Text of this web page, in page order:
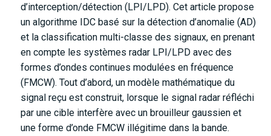
d’interception/détection (LPI/LPD). Cet article propose
un algorithme IDC basé sur la détection d’anomalie (AD)
et la classification multi-classe des signaux, en prenant
en compte les systèmes radar LPI/LPD avec des
formes d’ondes continues modulées en fréquence
(FMCW). Tout d’abord, un modèle mathématique du
signal reçu est construit, lorsque le signal radar réfléchi
par une cible interfère avec un brouilleur gaussien et
une forme d’onde FMCW illégitime dans la bande.